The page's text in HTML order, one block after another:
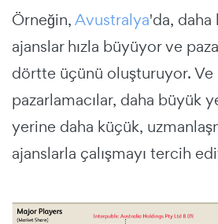
Örneğin,Avustralya'da, daha
ajanslar hızla büyüyor ve
dörtte üçünü oluşturuyor. Ve
pazarlamacılar, daha büyük
yerine daha küçük,
ajanslarla çalışmayı tercih